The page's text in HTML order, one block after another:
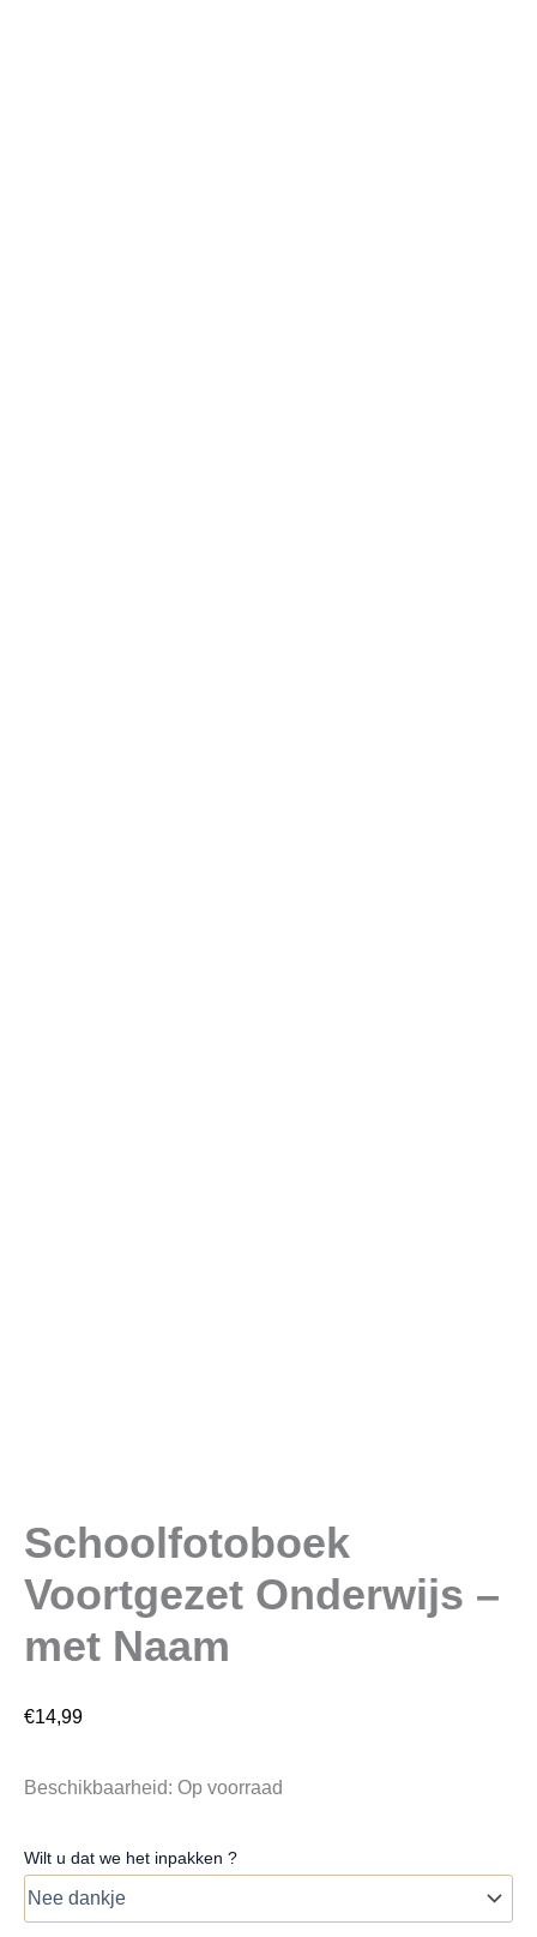
Schoolfotoboek
Voortgezet Onderwijs –
met Naam
€14,99
Beschikbaarheid: Op voorraad
Wilt u dat we het inpakken ?